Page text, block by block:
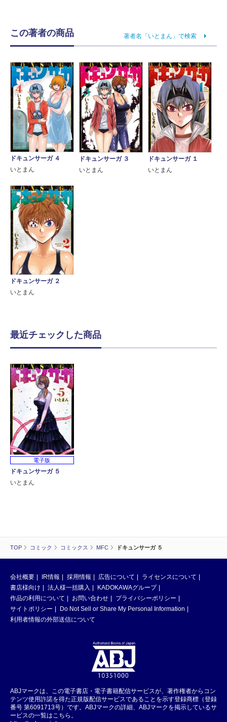
TOP コミック コミックス MFC ドキュンサーガ ５
この著者の商品 著者名「いとまん」で検索
ドキュンサーガ ４
いとまん
ドキュンサーガ ３
いとまん
ドキュンサーガ １
いとまん
ドキュンサーガ ２
いとまん
最近チェックした商品
電子版
ドキュンサーガ ５
いとまん
会社概要 IR情報 採用情報 広告について
ライセンスについて
書店様向け
法人様一括購入
KADOKAWAグループ
作品の利用について
お問い合わせ
プライバシーポリシー
サイトポリシー
Do Not Sell or Share My Personal Information
利用者情報の外部送信について
ABJマークは、この電子書店・電子書籍配信サービスが、著作権者からコン
テンツ使用許諾を得た正規版配信サービスであることを示す登録商標（登録
番号 第6091713号）です。ABJマークの詳細、ABJマークを掲示しているサ
ービスの一覧はこちら。